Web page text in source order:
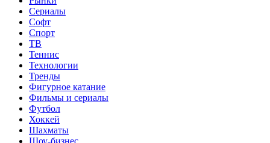
Сериалы
Софт
Спорт
ТВ
Теннис
Технологии
Тренды
Фигурное катание
Фильмы и сериалы
Футбол
Хоккей
Шахматы
Шоу-бизнес